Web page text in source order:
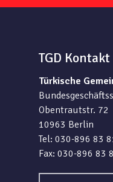
TGD Kontakt
Türkische
Obentrautstr. 72
10963 Berlin
Tel: 030-896 83
Fax: 030-896 83